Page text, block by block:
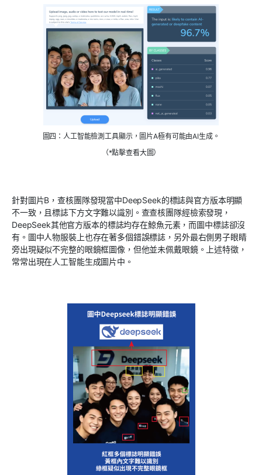
圖四：人工智能檢測工具顯示，圖片A極有可能由AI生成。
（*點擊查看大圖）
針對圖片B，查核團隊發現當中DeepSeek的標誌與官方版本明顯
不一致，且標誌下方文字難以識別。查查核團隊經檢索發現，
DeepSeek其他官方版本的標誌均存在鯨魚元素，而圖中標誌卻沒
有。圖中人物服裝上也存在著多個錯誤標誌，另外最右側男子眼睛
旁出現疑似不完整的眼鏡框圖像，但他並未佩戴眼鏡。上述特徵，
常常出現在人工智能生成圖片中。